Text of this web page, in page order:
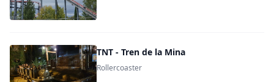
TNT - Tren de la Mina
Rollercoaster